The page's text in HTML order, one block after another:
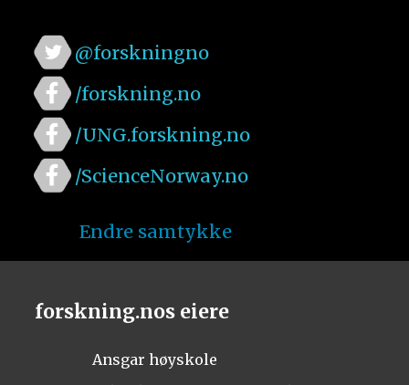
@forskningno
/forskning.no
/UNG.forskning.no
/ScienceNorway.no
Endre samtykke
forskning.nos eiere
Ansgar høyskole